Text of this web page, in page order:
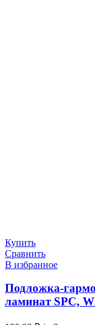
Купить
Сравнить
В избранное
Подложка-
ламинат SPC,